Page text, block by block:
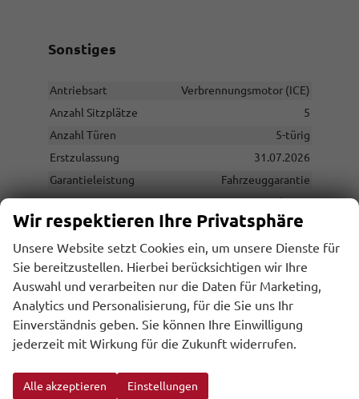
Sonstiges
Antriebsart
Verbrennungsmotor (ICE)
Anzahl Sitzplätze
5
Anzahl Türen
5-türig
Erstzulassung
31.07.2026
Garantieleistung
Fahrzeuggarantie
Innenausstattung
Schwarz
Kilometerstand
10
Leergewicht
1403 kg
Nichtraucher-Fahrzeug
vorhanden
Polsterung
Stoff
Rußpartikelfilter / SCR
vorhanden
Stützlast
80 kg
Zustand
Wir respektieren Ihre Privatsphäre
Unsere Website setzt Cookies ein, um unsere Dienste für
Sie bereitzustellen. Hierbei berücksichtigen wir Ihre
Auswahl und verarbeiten nur die Daten für Marketing,
Analytics und Personalisierung, für die Sie uns Ihr
Einverständnis geben. Sie können Ihre Einwilligung
jederzeit mit Wirkung für die Zukunft widerrufen.
Alle akzeptieren Einstellungen